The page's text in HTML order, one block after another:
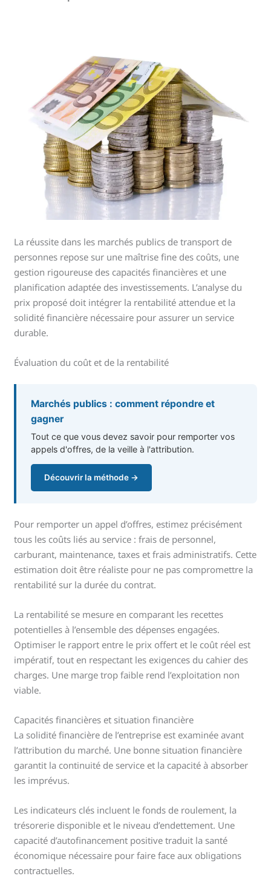
La réussite dans les marchés publics de transport de
personnes repose sur une maîtrise fine des coûts, une
gestion rigoureuse des capacités financières et une
planification adaptée des investissements. L’analyse du
prix proposé doit intégrer la rentabilité attendue et la
solidité financière nécessaire pour assurer un service
durable.
Évaluation du coût et de la rentabilité
Marchés publics : comment répondre et
gagner
Tout ce que vous devez savoir pour remporter vos
appels d'offres, de la veille à l'attribution.
Découvrir la méthode →
Pour remporter un appel d’offres, estimez précisément
tous les coûts liés au service : frais de personnel,
carburant, maintenance, taxes et frais administratifs. Cette
estimation doit être réaliste pour ne pas compromettre la
rentabilité sur la durée du contrat.
La rentabilité se mesure en comparant les recettes
potentielles à l’ensemble des dépenses engagées.
Optimiser le rapport entre le prix offert et le coût réel est
impératif, tout en respectant les exigences du cahier des
charges. Une marge trop faible rend l’exploitation non
viable.
Capacités financières et situation financière
La solidité financière de l’entreprise est examinée avant
l’attribution du marché. Une bonne situation financière
garantit la continuité de service et la capacité à absorber
les imprévus.
Les indicateurs clés incluent le fonds de roulement, la
trésorerie disponible et le niveau d’endettement. Une
capacité d’autofinancement positive traduit la santé
économique nécessaire pour faire face aux obligations
contractuelles.